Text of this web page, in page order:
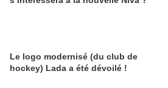
Le logo modernisé (du club de
hockey) Lada a été dévoilé !